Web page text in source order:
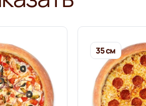
35 см